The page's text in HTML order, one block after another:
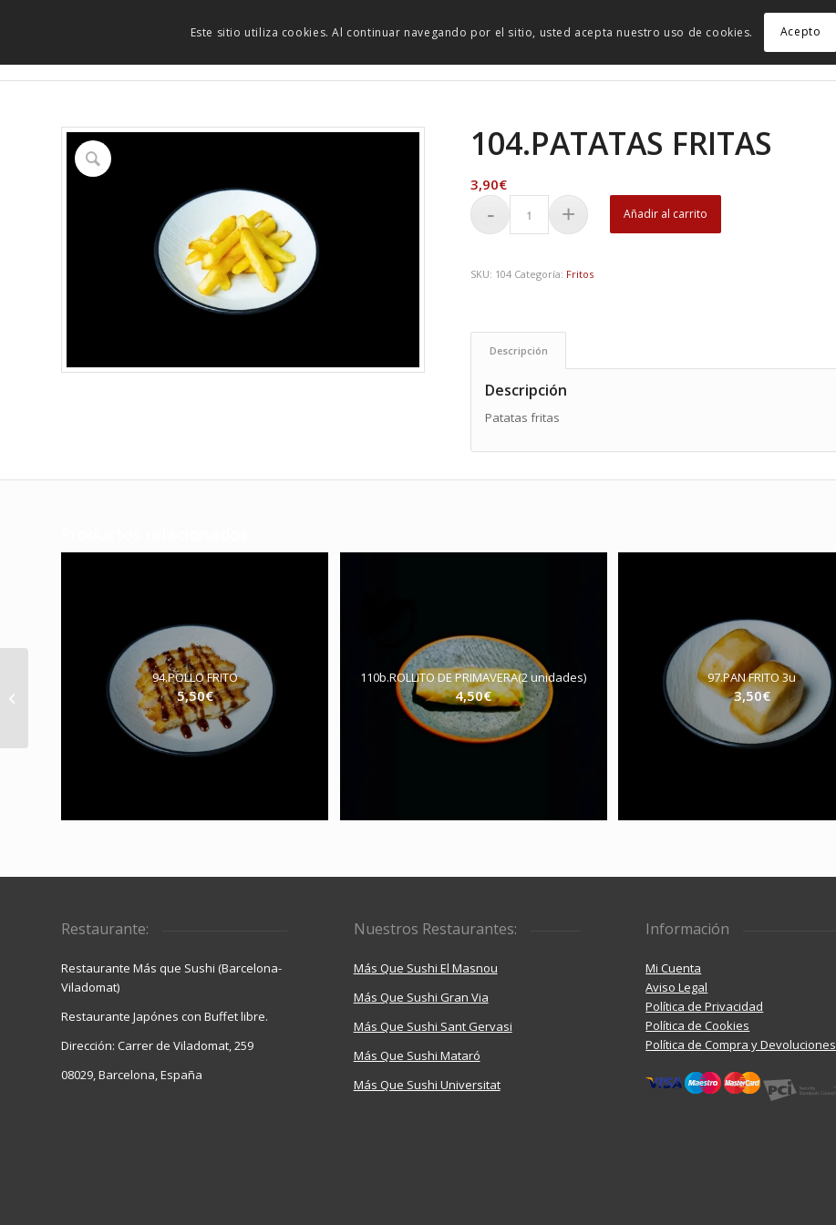
104.PATATAS FRITAS
3,90€
Añadir al carrito
SKU: 104 Categoría: Fritos
Descripción
Descripción
Patatas fritas
94.POLLO FRITO
5,50€
110b.ROLLITO DE PRIMAVERA(2 unidades)
4,50€
97.PAN FRITO 3u
3,50€
Restaurante:
Restaurante Más que Sushi (Barcelona-
Viladomat)
Restaurante Japónes con Buffet libre.
Dirección: Carrer de Viladomat, 259
08029, Barcelona, España
Nuestros Restaurantes:
Más Que Sushi El Masnou
Más Que Sushi Gran Via
Más Que Sushi Sant Gervasi
Más Que Sushi Mataró
Más Que Sushi Universitat
Información
Mi Cuenta
Aviso Legal
Política de Privacidad
Política de Cookies
Política de Compra y Devoluciones
103.TIRAS DE POLLO
Este sitio utiliza cookies. Al continuar navegando por el sitio, usted acepta nuestro uso de cookies. Acepto